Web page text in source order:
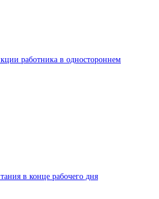
работника в одностороннем
в конце рабочего дня